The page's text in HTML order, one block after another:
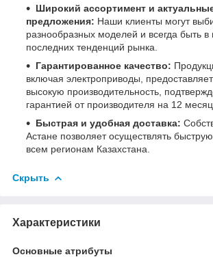
Широкий ассортимент и
предложения: Наши клиенты могут
разнообразных моделей и всегда быть в
последних тенденций рынка.
Гарантированное качество:
включая электроприводы,
высокую производительность,
гарантией от производителя на 12
Быстрая и удобная доставка:
Астане позволяет осуществлять
всем регионам Казахстана.
Скрыть
Характеристики
Основные атрибуты